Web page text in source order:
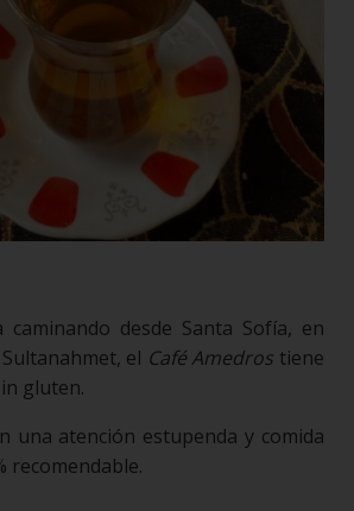
caminando desde Santa Sofía, en
el Café Amedros tiene
gluten.
una atención estupenda y comida
recomendable.